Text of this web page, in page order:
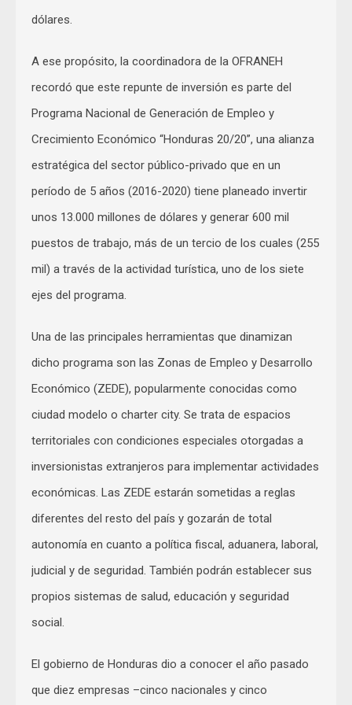
dólares.
A ese propósito, la coordinadora de la OFRANEH
recordó que este repunte de inversión es parte del
Programa Nacional de Generación de Empleo y
Crecimiento Económico “Honduras 20/20”, una alianza
estratégica del sector público-privado que en un
período de 5 años (2016-2020) tiene planeado invertir
unos 13.000 millones de dólares y generar 600 mil
puestos de trabajo, más de un tercio de los cuales (255
mil) a través de la actividad turística, uno de los siete
ejes del programa.
Una de las principales herramientas que dinamizan
dicho programa son las Zonas de Empleo y Desarrollo
Económico (ZEDE), popularmente conocidas como
ciudad modelo o charter city. Se trata de espacios
territoriales con condiciones especiales otorgadas a
inversionistas extranjeros para implementar actividades
económicas. Las ZEDE estarán sometidas a reglas
diferentes del resto del país y gozarán de total
autonomía en cuanto a política fiscal, aduanera, laboral,
judicial y de seguridad. También podrán establecer sus
propios sistemas de salud, educación y seguridad
social.
El gobierno de Honduras dio a conocer el año pasado
que diez empresas –cinco nacionales y cinco